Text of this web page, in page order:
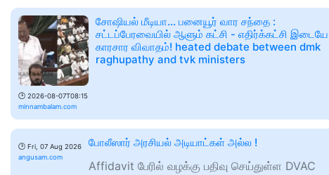
🕑 2026-08-07T08:15
minnambalam.com
சோஷியல் மீடியா... பனையூர் வார சந்தை :
சட்டப்பேரவையில் ஆளும் கட்சி - எதிர்க்கட்சி இடையே
காரசார விவாதம்! heated debate between dmk
raghupathy and tvk ministers
🕑 Fri, 07 Aug 2026
angusam.com
போலீஸார் அரசியல் அடியாட்கள் அல்ல !
Affidavit பேரில் வழக்கு பதிவு செய்துள்ள DVAC